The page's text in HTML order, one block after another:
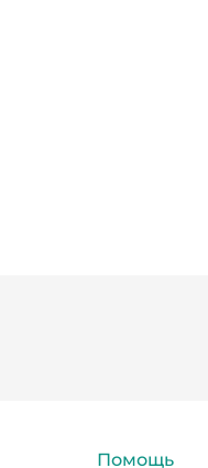
Помощь